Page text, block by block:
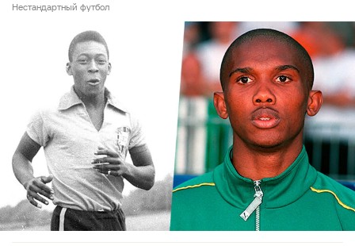
Нестандартный футбол